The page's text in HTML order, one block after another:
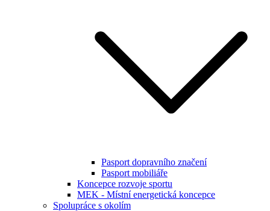
Pasport dopravního značení
Pasport mobiliáře
Koncepce rozvoje sportu
MEK - Místní energetická koncepce
Spolupráce s okolím